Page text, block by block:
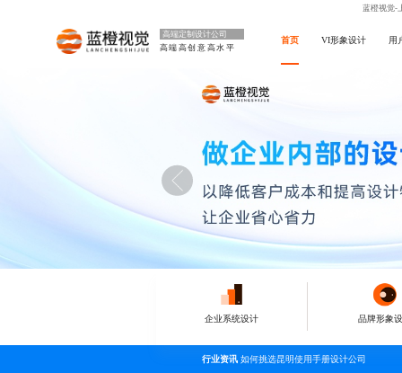
蓝橙视觉-
高端定制设计公司
高端高创意高水平
首页 VI形象设计 用
企业系统设计 品牌形象
行业资讯 如何挑选昆明使用手册设计公司